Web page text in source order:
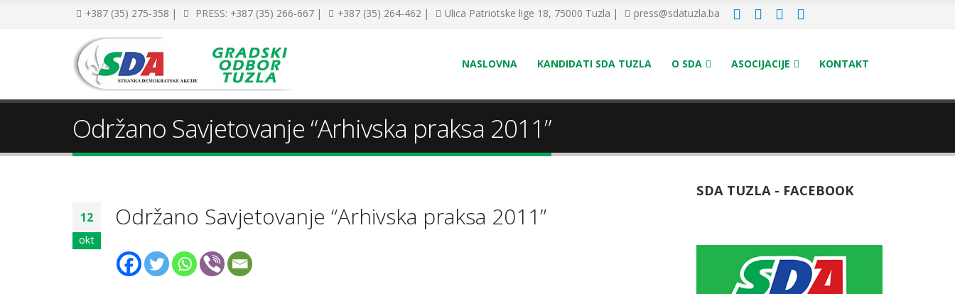
+387 (35) 275-358 | PRESS: +387 (35) 266-667 | +387 (35) 264-462 | Ulica Patriotske lige 18, 75000 Tuzla | press@sdatuzla.ba
NASLOVNA KANDIDATI SDA TUZLA O SDA ASOCIJACIJE KONTAKT
Održano Savjetovanje “Arhivska praksa 2011”
12
okt
Održano Savjetovanje “Arhivska praksa 2011”
SDA TUZLA - FACEBOOK